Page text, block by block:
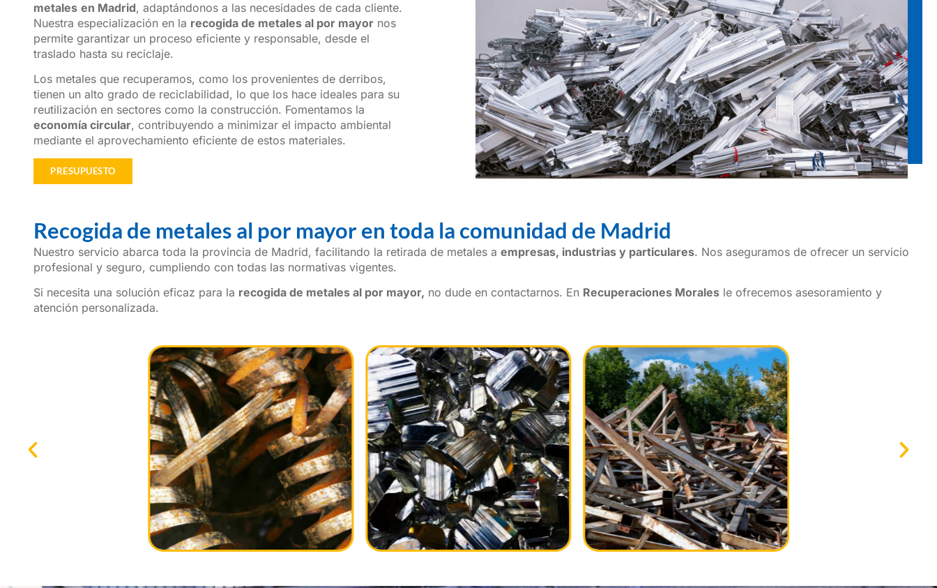
metales en Madrid, adaptándonos a las necesidades de cada cliente.
Nuestra especialización en la recogida de metales al por mayor nos
permite garantizar un proceso eficiente y responsable, desde el
traslado hasta su reciclaje.
Los metales que recuperamos, como los provenientes de derribos,
tienen un alto grado de reciclabilidad, lo que los hace ideales para su
reutilización en sectores como la construcción. Fomentamos la
economía circular, contribuyendo a minimizar el impacto ambiental
mediante el aprovechamiento eficiente de estos materiales.
PRESUPUESTO
Recogida de metales al por mayor en toda la comunidad de Madrid
Nuestro servicio abarca toda la provincia de Madrid, facilitando la retirada de metales a empresas, industrias y particulares. Nos aseguramos de ofrecer un servicio
profesional y seguro, cumpliendo con todas las normativas vigentes.
Si necesita una solución eficaz para la recogida de metales al por mayor, no dude en contactarnos. En Recuperaciones Morales le ofrecemos asesoramiento y
atención personalizada.